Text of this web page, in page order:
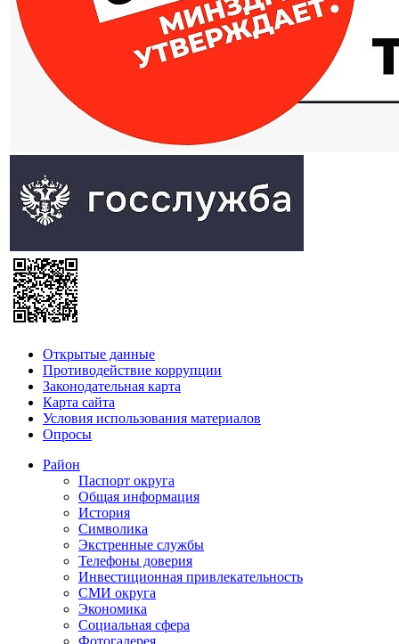
Открытые данные
Противодействие коррупции
Законодательная карта
Карта сайта
Условия использования материалов
Опросы
Район
Паспорт округа
Общая информация
История
Символика
Экстренные службы
Телефоны доверия
Инвестиционная привлекательность
СМИ округа
Экономика
Социальная сфера